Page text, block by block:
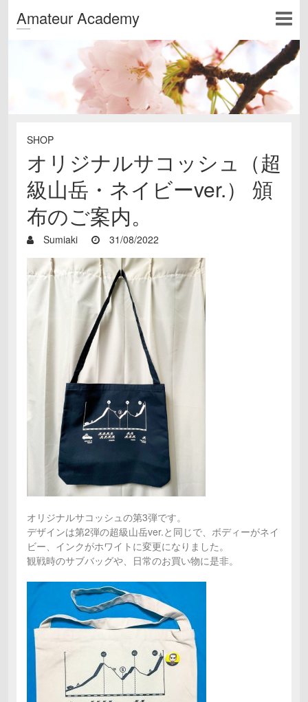
Amateur Academy
SHOP
オリジナルサコッシュ（超
級山岳・ネイビーver.） 頒
布のご案内。
Sumiaki 31/08/2022
オリジナルサコッシュの第3弾です。
デザインは第2弾の超級山岳ver.と同じで、ボディーがネイ
ビー、インクがホワイトに変更になりました。
観戦時のサブバッグや、日常のお買い物に是非。